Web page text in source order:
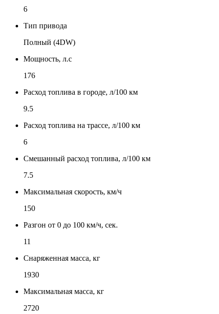
6
Тип привода
Полный (4DW)
Мощность, л.с
176
Расход топлива в городе, л/100 км
9.5
Расход топлива на трассе, л/100 км
6
Смешанный расход топлива, л/100 км
7.5
Максимальная скорость, км/ч
150
Разгон от 0 до 100 км/ч, сек.
11
Снаряженная масса, кг
1930
Максимальная масса, кг
2720